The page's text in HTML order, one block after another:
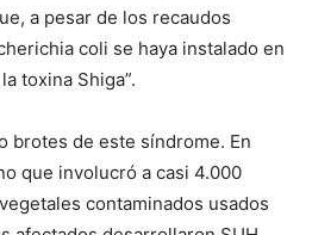
a pesar de los recaudos
coli se haya instalado en
toxina Shiga”.
brotes de este síndrome. En
que involucró a casi 4.000
contaminados usados